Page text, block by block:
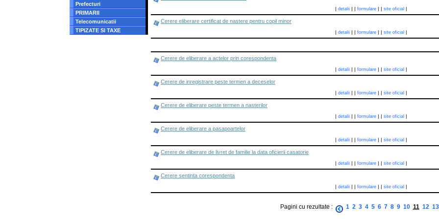
Prefecturi
PRIMARII
Telecomunicatii
TIPIZATE SI TAXE
| detalii| | formulare| | site oficial|
Cerere eliberare certificat de nastere pentru copil minor
| detalii| | formulare| | site oficial|
Cerere de eliberare a actelor prin corespondenta
| detalii| | formulare| | site oficial|
Cerere de inregistrare peste termen a deceselor
| detalii| | formulare| | site oficial|
Cerere de eliberare peste termen a nasterilor
| detalii| | formulare| | site oficial|
Cerere de eliberare a pasapoartelor
| detalii| | formulare| | site oficial|
Cerere de eliberare de livret de familie la data oficierii casatorie
| detalii| | formulare| | site oficial|
Cerere sentinta corespondenta
| detalii| | formulare| | site oficial|
Pagini cu rezultate : 1 2 3 4 5 6 7 8 9 10 11 12 13